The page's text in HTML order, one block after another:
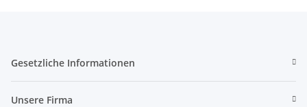
Gesetzliche Informationen
Unsere Firma